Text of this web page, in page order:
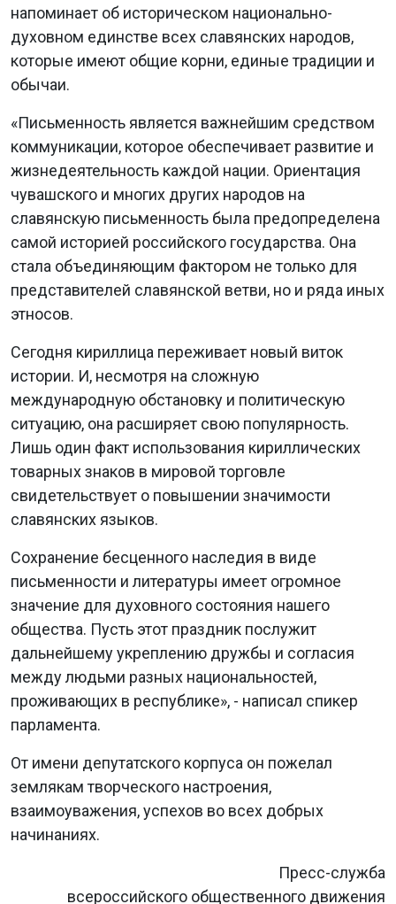
напоминает об историческом национально-
духовном единстве всех славянских народов,
которые имеют общие корни, единые традиции и
обычаи.
«Письменность является важнейшим средством
коммуникации, которое обеспечивает развитие и
жизнедеятельность каждой нации. Ориентация
чувашского и многих других народов на
славянскую письменность была предопределена
самой историей российского государства. Она
стала объединяющим фактором не только для
представителей славянской ветви, но и ряда иных
этносов.
Сегодня кириллица переживает новый виток
истории. И, несмотря на сложную
международную обстановку и политическую
ситуацию, она расширяет свою популярность.
Лишь один факт использования кириллических
товарных знаков в мировой торговле
свидетельствует о повышении значимости
славянских языков.
Сохранение бесценного наследия в виде
письменности и литературы имеет огромное
значение для духовного состояния нашего
общества. Пусть этот праздник послужит
дальнейшему укреплению дружбы и согласия
между людьми разных национальностей,
проживающих в республике», - написал спикер
парламента.
От имени депутатского корпуса он пожелал
землякам творческого настроения,
взаимоуважения, успехов во всех добрых
начинаниях.
Пресс-служба
всероссийского общественного движения